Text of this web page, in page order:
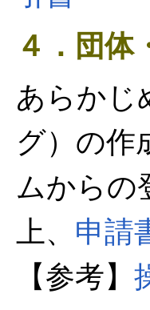
４．団体
あらかじ
グ）の作
ムからの
上、 申請
【参考】